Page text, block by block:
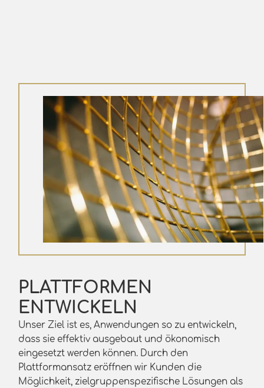
PLATTFORMEN
ENTWICKELN
Unser Ziel ist es, Anwendungen so zu entwickeln,
dass sie effektiv ausgebaut und ökonomisch
eingesetzt werden können. Durch den
Plattformansatz eröffnen wir Kunden die
Möglichkeit, zielgruppenspezifische Lösungen als